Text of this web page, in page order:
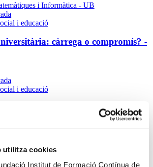
utilitza cookies
Institut de Formació Contínua de
i Informàtica - UB
i educació
càrrega o compromís? -
i educació
càrrega o compromís? -